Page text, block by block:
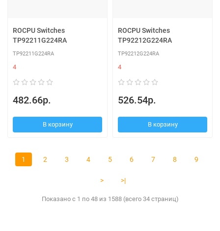
ROCPU Switches
TP92211G224RA
TP92211G224RA
4
482.66р.
В корзину
ROCPU Switches
TP92212G224RA
TP92212G224RA
4
526.54р.
В корзину
1 2 3 4 5 6 7 8 9
> >|
Показано с 1 по 48 из 1588 (всего 34 страниц)